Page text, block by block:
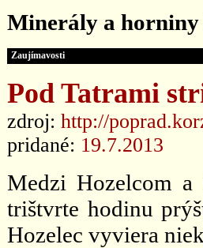
Minerály a
Zaujímavosti
Pod Tatrami
zdroj: http://
pridané: 19.7.2013
Medzi Hozelcom a
trištvrte hodinu
Hozelec vyviera